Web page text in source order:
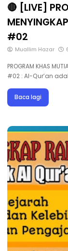
🔴 [LIVE]
#02
Muallim Hazar
PROGRAM KHAS
#02 : Al-Qur’an
Baca lagi